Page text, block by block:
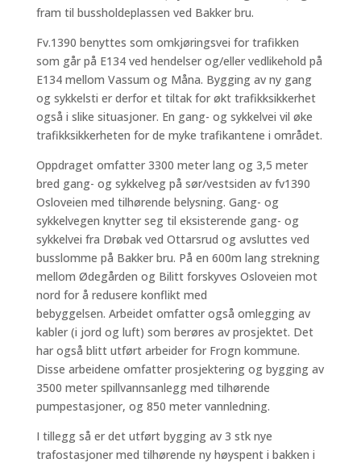
fram til bussholdeplassen ved Bakker bru.
Fv.1390 benyttes som omkjøringsvei for trafikken
som går på E134 ved hendelser og/eller vedlikehold på
E134 mellom Vassum og Måna. Bygging av ny gang
og sykkelsti er derfor et tiltak for økt trafikksikkerhet
også i slike situasjoner. En gang- og sykkelvei vil øke
trafikksikkerheten for de myke trafikantene i området.
Oppdraget omfatter 3300 meter lang og 3,5 meter
bred gang- og sykkelveg på sør/vestsiden av fv1390
Osloveien med tilhørende belysning. Gang- og
sykkelvegen knytter seg til eksisterende gang- og
sykkelvei fra Drøbak ved Ottarsrud og avsluttes ved
busslomme på Bakker bru. På en 600m lang strekning
mellom Ødegården og Bilitt forskyves Osloveien mot
nord for å redusere konflikt med
bebyggelsen. Arbeidet omfatter også omlegging av
kabler (i jord og luft) som berøres av prosjektet. Det
har også blitt utført arbeider for Frogn kommune.
Disse arbeidene omfatter prosjektering og bygging av
3500 meter spillvannsanlegg med tilhørende
pumpestasjoner, og 850 meter vannledning.
I tillegg så er det utført bygging av 3 stk nye
trafostasjoner med tilhørende ny høyspent i bakken i